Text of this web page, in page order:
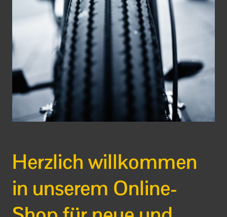
Herzlich willkommen
in unserem Online-